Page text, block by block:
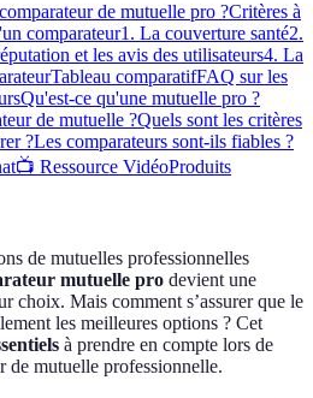
de mutuelle pro ?Critères à
comparateur1. La couverture santé2.
et les avis des utilisateurs4. La
Tableau comparatifFAQ sur les
Qu'est-ce qu'une mutuelle pro ?
de mutuelle ?Quels sont les critères
?Les comparateurs sont-ils fiables ?
📺 Ressource VidéoProduits
de mutuelles professionnelles
mutuelle pro devient une
choix. Mais comment s’assurer que le
les meilleures options ? Cet
à prendre en compte lors de
de mutuelle professionnelle.